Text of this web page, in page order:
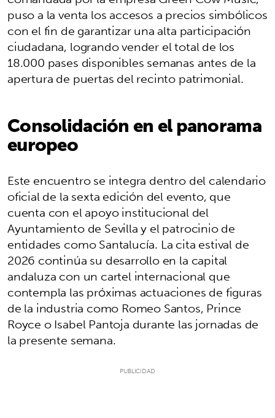
puso a la venta los accesos a precios simbólicos
con el fin de garantizar una alta participación
ciudadana, logrando vender el total de los
18.000 pases disponibles semanas antes de la
apertura de puertas del recinto patrimonial.
Consolidación en el panorama
europeo
Este encuentro se integra dentro del calendario
oficial de la sexta edición del evento, que
cuenta con el apoyo institucional del
Ayuntamiento de Sevilla y el patrocinio de
entidades como Santalucía. La cita estival de
2026 continúa su desarrollo en la capital
andaluza con un cartel internacional que
contempla las próximas actuaciones de figuras
de la industria como Romeo Santos, Prince
Royce o Isabel Pantoja durante las jornadas de
la presente semana.